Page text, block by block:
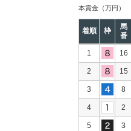
本賞金 （万円）
着順 枠
馬
番
1 16
2 15
3 8
4 2
5 3